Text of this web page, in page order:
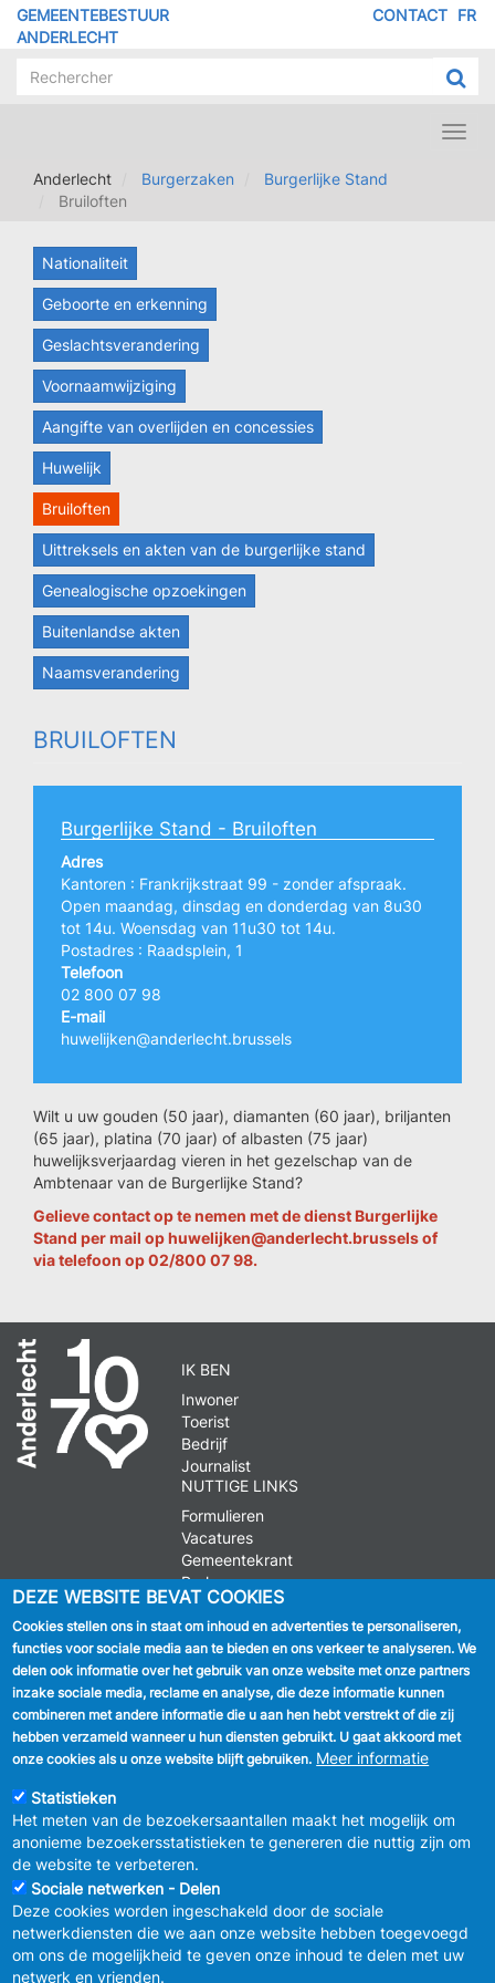
Overslaan
GEMEENTEBESTUUR
ANDERLECHT
FR
CONTACT
Anderlecht
Burgerzaken
Burgerlijke Stand
Bruiloften
Nationaliteit
Geboorte en erkenning
Geslachtsverandering
Voornaamwijziging
Aangifte van overlijden en concessies
Huwelijk
Bruiloften
Uittreksels en akten van de burgerlijke stand
Genealogische opzoekingen
Buitenlandse akten
Naamsverandering
BRUILOFTEN
Burgerlijke Stand - Bruiloften
Adres
Kantoren : Frankrijkstraat 99 - zonder afspraak.
Open maandag, dinsdag en donderdag van 8u30
tot 14u. Woensdag van 11u30 tot 14u.
Postadres : Raadsplein, 1
Telefoon
02 800 07 98
E-mail
huwelijken@anderlecht.brussels
Wilt u uw gouden (50 jaar), diamanten (60 jaar), briljanten
(65 jaar), platina (70 jaar) of albasten (75 jaar)
huwelijksverjaardag vieren in het gezelschap van de
Ambtenaar van de Burgerlijke Stand?
Gelieve contact op te nemen met de dienst Burgerlijke
Stand per mail op huwelijken@anderlecht.brussels of
via telefoon op 02/800 07 98.
IK BEN
Inwoner
Toerist
Bedrijf
Journalist
NUTTIGE LINKS
Formulieren
Vacatures
Gemeentekrant
Parkeren
VOLG ONS
Facebook
Linkedin
Instagram
MENU
FOOTER
LEGAL
Vertrouwelijkheid
Verbeteringsplan
DEZE WEBSITE BEVAT COOKIES
Cookies stellen ons in staat om inhoud en advertenties te personaliseren,
functies voor sociale media aan te bieden en ons verkeer te analyseren. We
delen ook informatie over het gebruik van onze website met onze partners
inzake sociale media, reclame en analyse, die deze informatie kunnen
combineren met andere informatie die u aan hen hebt verstrekt of die zij
hebben verzameld wanneer u hun diensten gebruikt. U gaat akkoord met
onze cookies als u onze website blijft gebruiken. Meer informatie
Statistieken
Het meten van de bezoekersaantallen maakt het mogelijk om
anonieme bezoekersstatistieken te genereren die nuttig zijn om
de website te verbeteren.
Sociale netwerken - Delen
Deze cookies worden ingeschakeld door de sociale
netwerkdiensten die we aan onze website hebben toegevoegd
om ons de mogelijkheid te geven onze inhoud te delen met uw
netwerk en vrienden.